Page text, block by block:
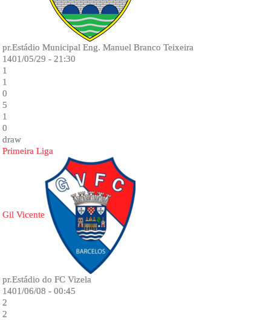
pr.Estádio Municipal Eng. Manuel Branco Teixeira
1401/05/29 - 21:30
1
1
0
5
1
0
draw
Primeira Liga
Gil Vicente
pr.Estádio do FC Vizela
1401/06/08 - 00:45
2
2